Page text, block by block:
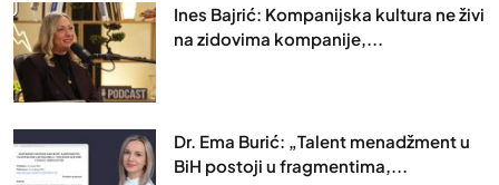
Ines Bajrić: Kompanijska kultura ne živi
na zidovima kompanije,...
Dr. Ema Burić: „Talent menadžment u
BiH postoji u fragmentima,...